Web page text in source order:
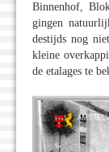
Binnenhof,
gingen
destijds nog
kleine
de etalages te